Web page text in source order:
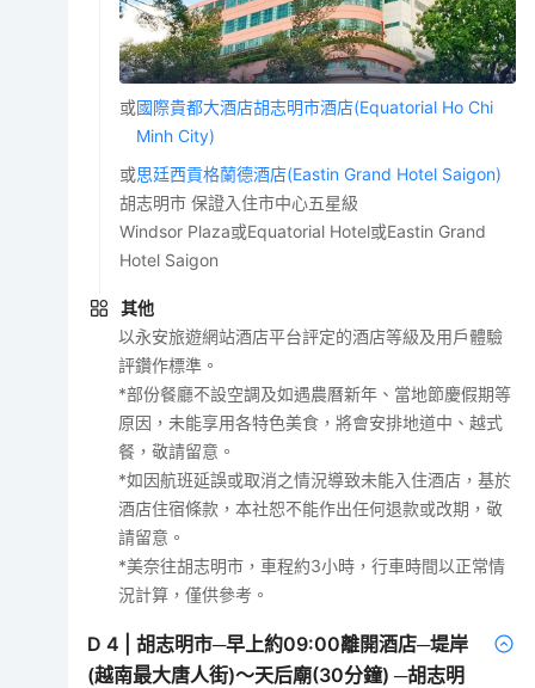
或國際貴都大酒店胡志明市酒店(Equatorial Ho Chi
Minh City)
或思廷西貢格蘭德酒店(Eastin Grand Hotel Saigon)
胡志明市 保證入住市中心五星級
Windsor Plaza或Equatorial Hotel或Eastin Grand
Hotel Saigon
其他
以永安旅遊網站酒店平台評定的酒店等級及用戶體驗
評鑽作標準。
*部份餐廳不設空調及如遇農曆新年、當地節慶假期等
原因，未能享用各特色美食，將會安排地道中、越式
餐，敬請留意。
*如因航班延誤或取消之情況導致未能入住酒店，基於
酒店住宿條款，本社恕不能作出任何退款或改期，敬
請留意。
*美奈往胡志明市，車程約3小時，行車時間以正常情
況計算，僅供參考。
D4 |胡志明市─早上約09:00離開酒店─堤岸
(越南最大唐人街)～天后廟(30分鐘) ─胡志明